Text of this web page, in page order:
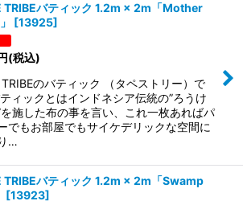
TRIBEバティック 1.2m × 2m「Mother
[13925]
(税込)
TRIBEのバティック （タペストリー）で
ィックとはインドネシア伝統の”ろうけ
施した布の事を言い、これ一枚あればパ
でもお部屋でもサイケデリックな空間に
…
TRIBEバティック 1.2m × 2m「Swamp
[13923]